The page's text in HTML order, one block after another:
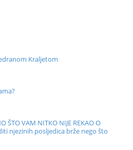
Kraljetom
ŠTO VAM NITKO NIJE REKAO O
njezinih posljedica brže nego što